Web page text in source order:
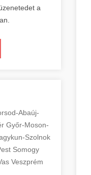
a
Abaúj-
Győr-Moson-
Szolnok
Somogy
Veszprém